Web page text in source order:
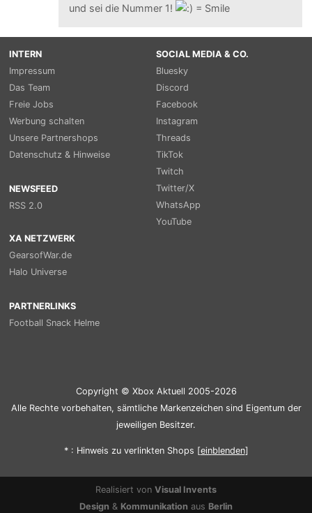
und sei die Nummer 1!
INTERN
Impressum
Das Team
Freie Jobs
Werbung schalten
Unsere Partnershops
Datenschutz & Hinweise
NEWSFEED
RSS 2.0
SOCIAL MEDIA & CO.
Bluesky
Discord
Facebook
Instagram
Threads
TikTok
Twitch
Twitter/X
WhatsApp
YouTube
XA NETZWERK
GearsofWar.de
Halo Universe
PARTNERLINKS
Football Snack Helme
Copyright © Xbox Aktuell 2005-2026
Alle Rechte vorbehalten, sämtliche Markenzeichen sind Eigentum der
jeweiligen Besitzer.
* : Hinweis zu verlinkten Shops [einblenden]
Realisiert von Visual Invents
Design & Kommunikation aus Berlin